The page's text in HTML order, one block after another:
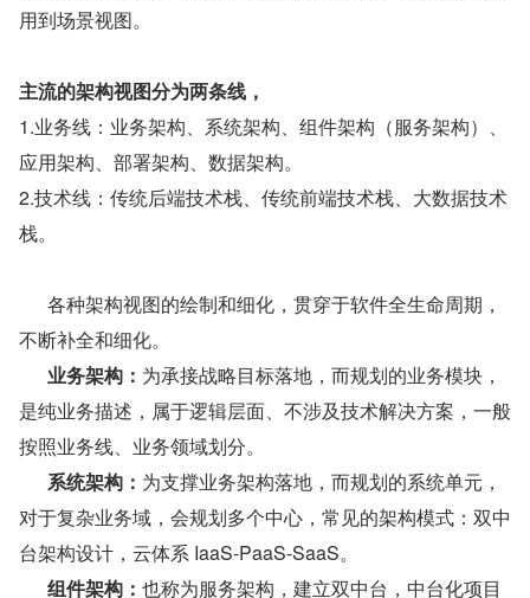
用到场景视图。
主流的架构视图分为两条线，
1.业务线：业务架构、系统架构、组件架构（服务架构）、
应用架构、部署架构、数据架构。
2.技术线：传统后端技术栈、传统前端技术栈、大数据技术
栈。
不断补全和细化。
      业务架构：
为承接战略目标落地，而规划的业务模块，
是纯业务描述，属于逻辑层面、不涉及技术解决方案，一般
按照业务线、业务领域划分。
      系统架构：
为支撑业务架构落地，而规划的系统单元，
对于复杂业务域，会规划多个中心，常见的架构模式：双中
台架构设计，云体系 IaaS-PaaS-SaaS。
      组件架构：
也称为服务架构，建立双中台，中台化项目